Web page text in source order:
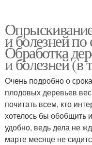
и болезней
Обработка
и болезней (в
Очень подробно о
плодовых деревьев
почитать всем, кто
хотелось бы
удобно, ведь дела не
марте месяце не